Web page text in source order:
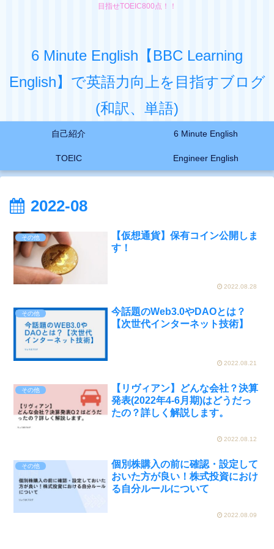
目指せTOEIC800点！！
6 Minute English【BBC Learning
English】で英語力向上を目指すブログ
(和訳、単語)
自己紹介 6 Minute English
TOEIC Engineer English
2022-08
その他
【仮想通貨】保有コイン公開しま
す！
2022.08.28
その他
今話題のWeb3.0やDAOとは？
【次世代インターネット技術】
2022.08.21
その他
【リヴィアン】どんな会社？決算
発表(2022年4-6月期)はどうだっ
たの？詳しく解説します。
2022.08.12
その他
個別株購入の前に確認・設定して
おいた方が良い！株式投資におけ
る自分ルールについて
2022.08.09